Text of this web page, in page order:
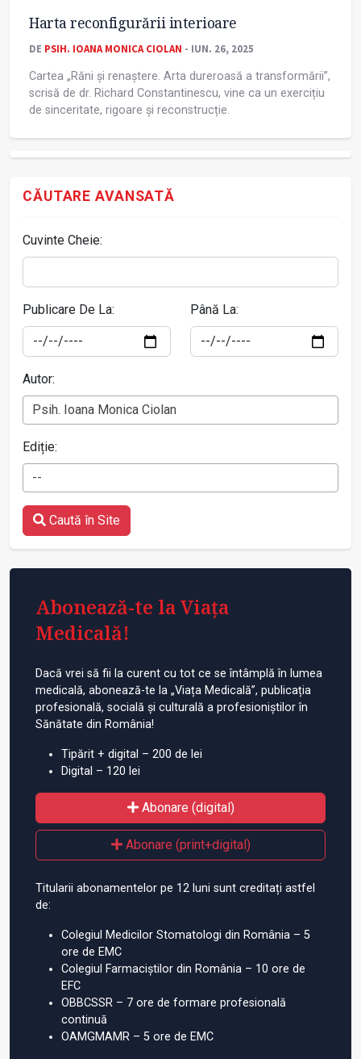
Harta reconfigurării interioare
DE PSIH. IOANA MONICA CIOLAN - IUN. 26, 2025
Cartea „Răni și renaștere. Arta dureroasă a transformării”,
scrisă de dr. Richard Constantinescu, vine ca un exercițiu
de sinceritate, rigoare și reconstrucție.
CĂUTARE AVANSATĂ
Cuvinte Cheie:
Publicare De La: Până La:
Autor:
Psih. Ioana Monica Ciolan
Ediție:
--
Caută în Site
Abonează-te la Viața
Medicală!
Dacă vrei să fii la curent cu tot ce se întâmplă în lumea
medicală, abonează-te la „Viața Medicală”, publicația
profesională, socială și culturală a profesioniștilor în
Sănătate din România!
Tipărit + digital – 200 de lei
Digital – 120 lei
Abonare (digital)
Abonare (print+digital)
Titularii abonamentelor pe 12 luni sunt creditați astfel
de:
Colegiul Medicilor Stomatologi din România – 5
ore de EMC
Colegiul Farmaciștilor din România – 10 ore de
EFC
OBBCSSR – 7 ore de formare profesională
continuă
OAMGMAMR – 5 ore de EMC